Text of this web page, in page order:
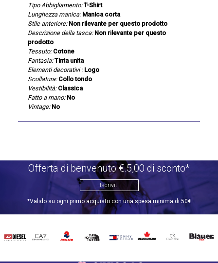
Tipo Abbigliamento: T-Shirt
Lunghezza manica: Manica corta
Stile anteriore: Non rilevante per questo prodotto
Descrizione della tasca: Non rilevante per questo
prodotto
Tessuto: Cotone
Fantasia: Tinta unita
Elementi decorativi : Logo
Scollatura: Collo tondo
Vestibilità: Classica
Fatto a mano: No
Vintage: No
Offerta di benvenuto €.5,00 di sconto*
Iscriviti
*Valido su ogni primo acquisto con una spesa minima di 50€
DIESEL EA7 INVICTATHE
TOMMY
DSQUARED2
CALVIN BLAUER